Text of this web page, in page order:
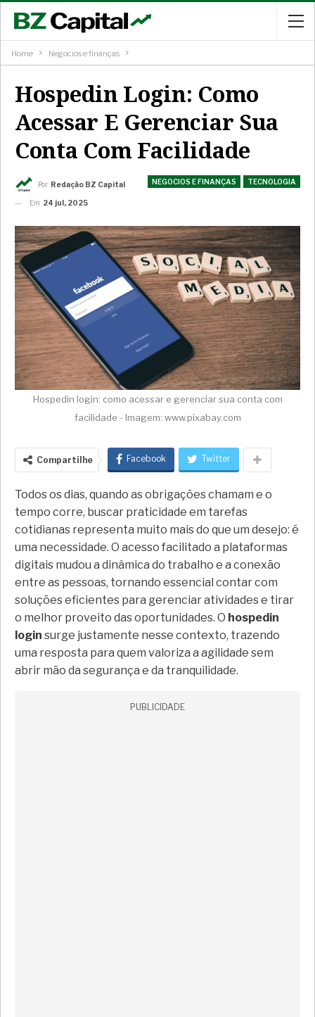
Home Negocios e finanças
Hospedin Login: Como
Acessar E Gerenciar Sua
Conta Com Facilidade
NEGOCIOS E FINANÇAS TECNOLOGIA
Por Redação BZ Capital
Em 24 jul, 2025
Hospedin login: como acessar e gerenciar sua conta com
facilidade - Imagem: www.pixabay.com
Compartilhe Facebook Twitter
Todos os dias, quando as obrigações chamam e o
tempo corre, buscar praticidade em tarefas
cotidianas representa muito mais do que um desejo: é
uma necessidade. O acesso facilitado a plataformas
digitais mudou a dinâmica do trabalho e a conexão
entre as pessoas, tornando essencial contar com
soluções eficientes para gerenciar atividades e tirar
o melhor proveito das oportunidades. O hospedin
login surge justamente nesse contexto, trazendo
uma resposta para quem valoriza a agilidade sem
abrir mão da segurança e da tranquilidade.
PUBLICIDADE